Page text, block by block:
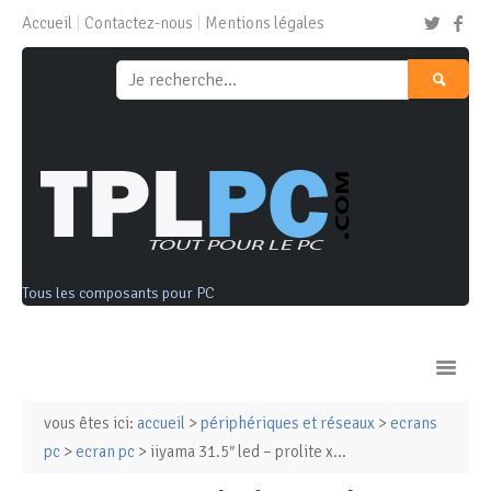
Accueil Contactez-nous Mentions légales
Tous les composants pour PC
Ordinateurs & Tablettes
vous êtes ici: accueil > périphériques et réseaux > ecrans
pc > ecran pc > iiyama 31.5″ led – prolite x...